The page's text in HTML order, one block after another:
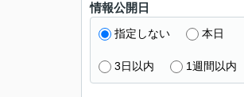
情報公開日
指定しない 本日
3日以内 1週間以内